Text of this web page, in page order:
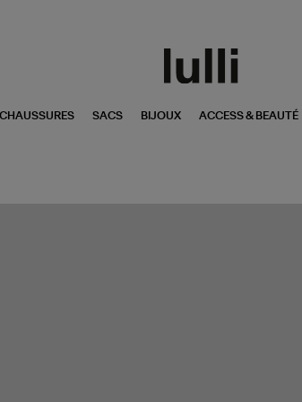
CHAUSSURES SACS BIJOUX ACCESS & BEAUTÉ